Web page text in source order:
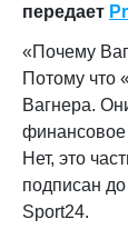
передает
«Почему
Потому что
Вагнера.
Нет, это
подписан
Sport24.